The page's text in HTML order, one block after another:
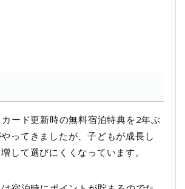
ード更新時の無料宿泊特典を2年ぶ
ってきましたが、子どもが成長し
して選びにくくなっています。